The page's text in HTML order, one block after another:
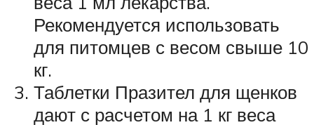
Рекомендуется использовать
для питомцев с весом свыше 10
кг.
Таблетки Празител для щенков
дают с расчетом на 1 кг веса